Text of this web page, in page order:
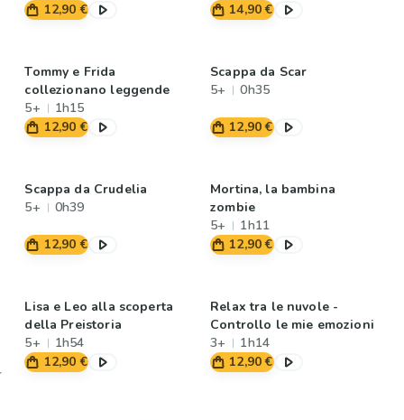
12,90 €
14,90 €
Tommy e Frida
collezionano leggende
5+
1h15
12,90 €
Scappa da Scar
5+
0h35
12,90 €
Scappa da Crudelia
5+
0h39
12,90 €
Mortina, la bambina
zombie
5+
1h11
12,90 €
Lisa e Leo alla scoperta
della Preistoria
5+
1h54
12,90 €
Relax tra le nuvole -
Controllo le mie emozioni
3+
1h14
12,90 €